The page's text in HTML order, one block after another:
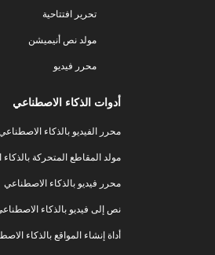
تحرير افتتاحية
مولد نص أنيميشن
محرر فيديو
أدوات الذكاء الاصطناعي
محرر الفيديو بالذكاء
مولد المقاطع المتحركة
محرر فيديو بالذكاء الاصطناعي
نص إلى فيديو بالذكاء
أداة إنشاء المواقع بالذكاء